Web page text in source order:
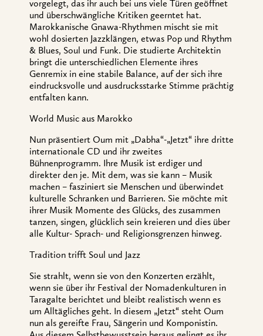
vorgelegt, das ihr auch bei uns viele Türen geöffnet
und überschwängliche Kritiken geerntet hat.
Marokkanische Gnawa-Rhythmen mischt sie mit
wohl dosierten Jazzklängen, etwas Pop und Rhythm
& Blues, Soul und Funk. Die studierte Architektin
bringt die unterschiedlichen Elemente ihres
Genremix in eine stabile Balance, auf der sich ihre
eindrucksvolle und ausdrucksstarke Stimme prächtig
entfalten kann.
World Music aus Marokko
Nun präsentiert Oum mit „Dabha“-„Jetzt“ ihre dritte
internationale CD und ihr zweites
Bühnenprogramm. Ihre Musik ist erdiger und
direkter den je. Mit dem, was sie kann – Musik
machen – fasziniert sie Menschen und überwindet
kulturelle Schranken und Barrieren. Sie möchte mit
ihrer Musik Momente des Glücks, des zusammen
tanzen, singen, glücklich sein kreieren und dies über
alle Kultur- Sprach- und Religionsgrenzen hinweg.
Tradition trifft Soul und Jazz
Sie strahlt, wenn sie von den Konzerten erzählt,
wenn sie über ihr Festival der Nomadenkulturen in
Taragalte berichtet und bleibt realistisch wenn es
um Alltägliches geht. In diesem „Jetzt“ steht Oum
nun als gereifte Frau, Sängerin und Komponistin.